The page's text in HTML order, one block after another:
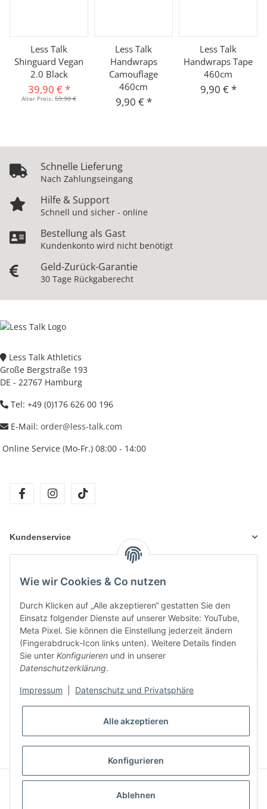
Wie wir Cookies & Co nutzen
Durch Klicken auf „Alle akzeptieren“ gestatten Sie den
Einsatz folgender Dienste auf unserer Website: YouTube,
Meta Pixel. Sie können die Einstellung jederzeit ändern
(Fingerabdruck-Icon links unten). Weitere Details finden
Sie unter Konfigurieren und in unserer
Datenschutzerklärung.
Impressum Datenschutz und Privatsphäre
Alle akzeptieren
Konfigurieren
Ablehnen
Less Talk
Shinguard Vegan
2.0 Black
39,90 €*
Alter Preis: 59,90 €
Less Talk
Handwraps
Camouflage
460cm
9,90 €*
Less Talk
Handwraps Tape
460cm
9,90 €*
Schnelle Lieferung
Nach Zahlungseingang
Hilfe & Support
Schnell und sicher - online
Bestellung als Gast
Kundenkonto wird nicht benötigt
Geld-Zurück-Garantie
30 Tage Rückgaberecht
Less Talk Athletics
Große Bergstraße 193
DE - 22767 Hamburg
Tel: +49 (0)176 626 00 196
E-Mail: order@less-talk.com
Online Service (Mo-Fr.) 08:00 - 14:00
facebookinstagram
Kundenservice
Unsere Produkte
* Alle Preise inkl. gesetzlicher MwSt., zzgl.
VERTRAG WIDERRUFEN
© LESS TALK ATHLETICS
© 2026 LESS TALK - MORE ACTION